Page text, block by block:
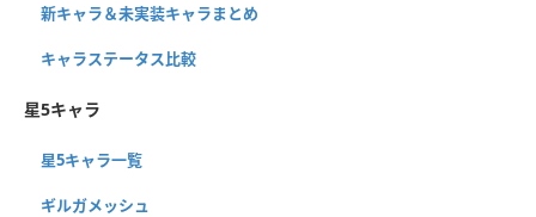
新キャラ＆未実装キャラまとめ
キャラステータス比較
星5キャラ
星5キャラ一覧
ギルガメッシュ